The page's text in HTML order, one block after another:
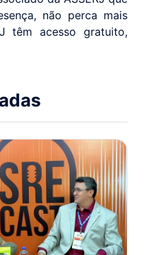
não perca mais
têm acesso gratuito,